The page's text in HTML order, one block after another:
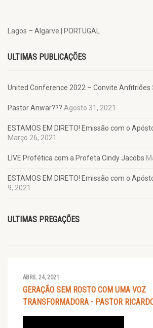
Lagos – Algarve | PORTUGAL
ULTIMAS PUBLICAÇÕES
United Conference 2022 – Convite Anfitriões
Pastor Anwar??? Agosto 31, 2021
ESTAMOS EM DIRETO! Emissão com o
Março 26, 2021
LIVE Profética com a Profeta Cindy Jacobs
ESTAMOS EM DIRETO! Emissão com o
9, 2021
ULTIMAS PREGAÇÕES
ABRIL 24, 2021
GERAÇÃO SEM ROSTO COM UMA VOZ
TRANSFORMADORA - PASTOR